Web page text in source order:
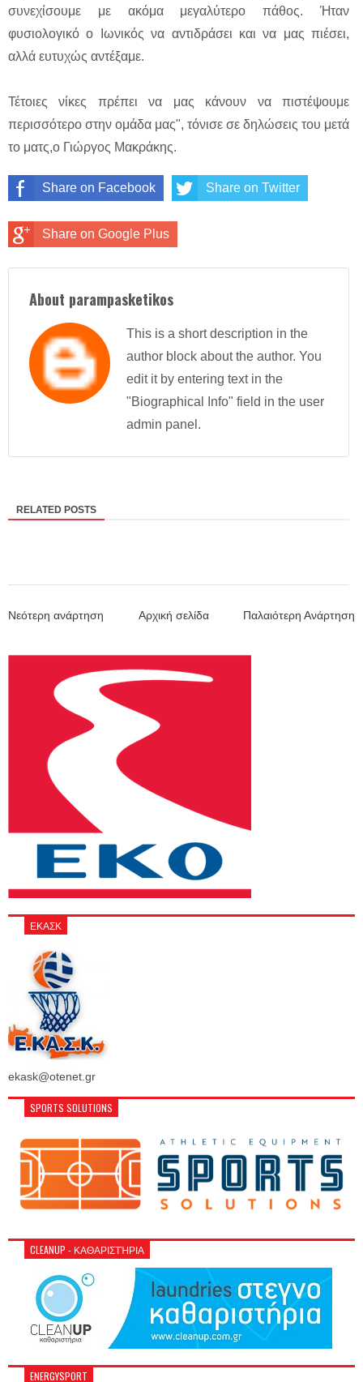
συνεχίσουμε με ακόμα μεγαλύτερο πάθος. Ήταν
φυσιολογικό ο Ιωνικός να αντιδράσει και να μας πιέσει,
αλλά ευτυχώς αντέξαμε.
Τέτοιες νίκες πρέπει να μας κάνουν να πιστέψουμε
περισσότερο στην ομάδα μας", τόνισε σε δηλώσεις του μετά
το ματς,ο Γιώργος Μακράκης.
Share on Facebook Share on Twitter
Share on Google Plus
About parampasketikos
This is a short description in the
author block about the author. You
edit it by entering text in the
"Biographical Info" field in the user
admin panel.
RELATED POSTS
Νεότερη ανάρτηση Παλαιότερη Ανάρτηση
Αρχική σελίδα
ΕΚΑΣΚ
ekask@otenet.gr
SPORTS SOLUTIONS
CLEANUP - ΚΑΘΑΡΙΣΤΉΡΙΑ
ENERGYSPORT